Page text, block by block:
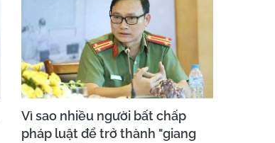
Vì sao nhiều người bất chấp
pháp luật để trở thành "giang